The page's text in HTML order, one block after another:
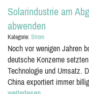
Solarindustrie am
abwenden
Kategorie: Strom
Noch vor wenigen Jahren
deutsche Konzerne
Technologie und Umsatz.
China exportiert immer